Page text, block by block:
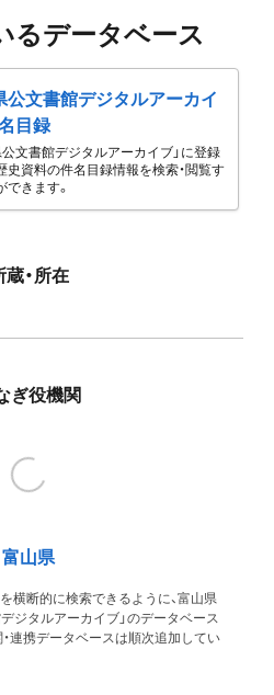
るデータベース
公文書館デジタルアーカイ
目録
公文書館デジタルアーカイブ」に登録
史資料の件名目録情報を検索・閲覧す
できます。
蔵・所在
ぎ役機関
富山県
横断的に検索できるように、富山県
ジタルアーカイブ」のデータベース
連携データベースは順次追加してい